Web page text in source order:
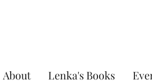
About Lenka's Books